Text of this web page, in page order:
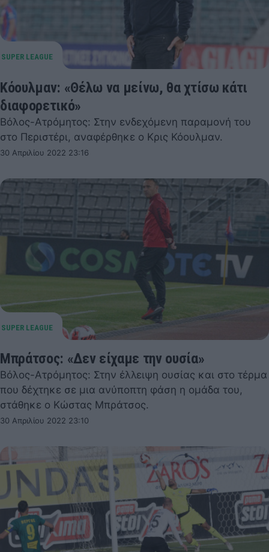
Κόουλμαν: «Θέλω να μείνω, θα χτίσω κάτι
διαφορετικό»
Βόλος-Ατρόμητος: Στην ενδεχόμενη παραμονή του
στο Περιστέρι, αναφέρθηκε ο Κρις Κόουλμαν.
30 Απριλίου 2022 23:16
Μπράτσος: «Δεν είχαμε την ουσία»
Βόλος-Ατρόμητος: Στην έλλειψη ουσίας και στο τέρμα
που δέχτηκε σε μια ανύποπτη φάση η ομάδα του,
στάθηκε ο Κώστας Μπράτσος.
30 Απριλίου 2022 23:10